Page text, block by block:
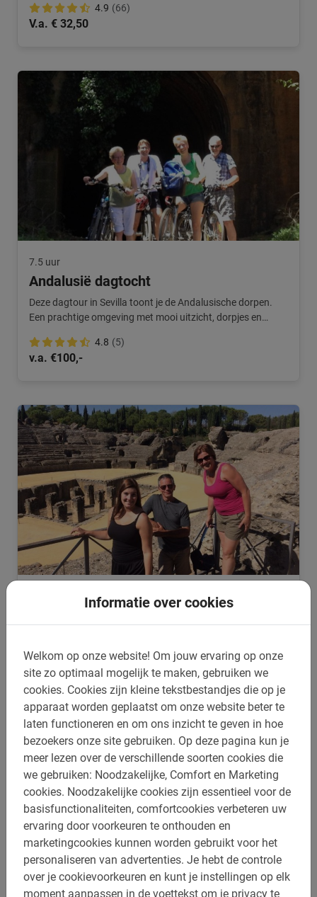
Informatie over cookies
Welkom op onze website! Om jouw ervaring op onze
site zo optimaal mogelijk te maken, gebruiken we
cookies. Cookies zijn kleine tekstbestandjes die op je
apparaat worden geplaatst om onze website beter te
laten functioneren en om ons inzicht te geven in hoe
bezoekers onze site gebruiken. Op deze pagina kun je
meer lezen over de verschillende soorten cookies die
we gebruiken: Noodzakelijke, Comfort en Marketing
cookies. Noodzakelijke cookies zijn essentieel voor de
basisfunctionaliteiten, comfortcookies verbeteren uw
ervaring door voorkeuren te onthouden en
marketingcookies kunnen worden gebruikt voor het
personaliseren van advertenties. Je hebt de controle
over je cookievoorkeuren en kunt je instellingen op elk
moment aanpassen in de voettekst om je privacy te
4.9 (66)
V.a. € 32,50
7.5 uur
Andalusië dagtocht
Deze dagtour in Sevilla toont je de Andalusische dorpen.
Een prachtige omgeving met mooi uitzicht, dorpjes en
4.8 (5)
v.a. €100,-
en tradities van Camas en Santiponce. Tip voor Games of
Thrones fans!
5.0 (14)
€ 45,-